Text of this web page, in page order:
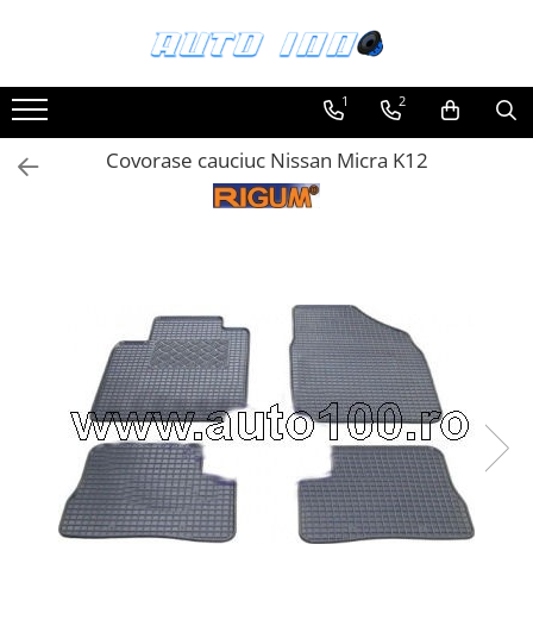
Montaj Sisteme Audio Auto
Accesorii interior
Plase portbagaj
Tavite portbagaj auto
Pachete Audio
Accesorii Sisteme Audio
Conectica
Cupla carkit
Cupla radio aftermarket
1 2
Covorase cauciuc Nissan Micra K12